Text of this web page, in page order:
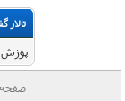
تالار